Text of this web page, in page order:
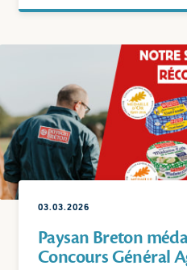
03.03.2026
Paysan Breton
Concours Général